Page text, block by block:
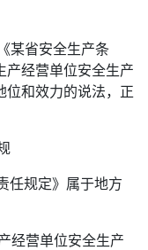
某省安全生产条
产经营单位安全生产
位和效力的说法，正
任规定》属于地方
经营单位安全生产